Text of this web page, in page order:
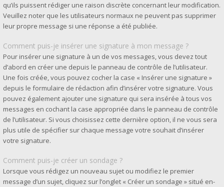
qu’ils puissent rédiger une raison discrète concernant leur modification.
Veuillez noter que les utilisateurs normaux ne peuvent pas supprimer
leur propre message si une réponse a été publiée.
Comment puis-je insérer une signature à mon message ?
Pour insérer une signature à un de vos messages, vous devez tout
d’abord en créer une depuis le panneau de contrôle de l’utilisateur.
Une fois créée, vous pouvez cocher la case « Insérer une signature »
depuis le formulaire de rédaction afin d’insérer votre signature. Vous
pouvez également ajouter une signature qui sera insérée à tous vos
messages en cochant la case appropriée dans le panneau de contrôle
de l’utilisateur. Si vous choisissez cette dernière option, il ne vous sera
plus utile de spécifier sur chaque message votre souhait d’insérer
votre signature.
Comment puis-je créer un sondage ?
Lorsque vous rédigez un nouveau sujet ou modifiez le premier
message d’un sujet, cliquez sur l’onglet « Créer un sondage » situé en-